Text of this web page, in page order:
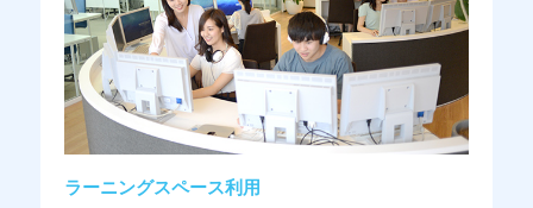
ラーニングスペース利用